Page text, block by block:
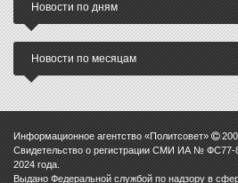
Новости по дням
Новости по месяцам
Информационное агентство «Политсовет»
Свидетельство о регистрации СМИ ИА № ФС77-
2024 года.
Выдано Федеральной службой по надзору в